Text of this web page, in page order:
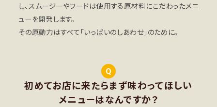
し、スムージーやフードは使用する原材料にこだわったメニ
ューを開発します。
その原動力はすべて「いっぱいのしあわせ」のために。
Q
初めてお店に来たらまず味わってほしい
メニューはなんですか？